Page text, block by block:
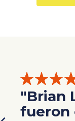
"Brian
fueron